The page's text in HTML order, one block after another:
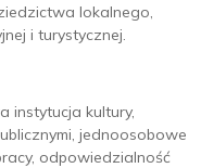
lokalnego,
i turystycznej.
instytucja kultury,
jednoosobowe
odpowiedzialność